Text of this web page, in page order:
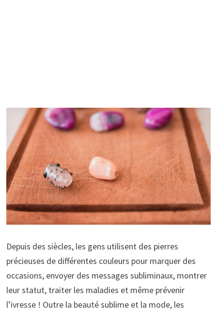
Depuis des siècles, les gens utilisent des pierres
précieuses de différentes couleurs pour marquer des
occasions, envoyer des messages subliminaux, montrer
leur statut, traiter les maladies et même prévenir
l’ivresse ! Outre la beauté sublime et la mode, les